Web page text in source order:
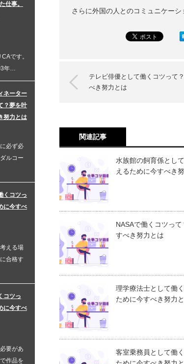
さらに外国の人とのコミュニケー
テレビ俳優として働くコツって
べき努力とは
関連記事
水族館の飼育係とし
えるために今すべき
NASAで働くコツっ
すべき努力とは
理学療法士として働
ために今すべき努力
客室乗務員として働
仕事。
です。
年…
ネーター
？夢を叶
努力とは
必ず必
ルコー
くコツっ
に今すべ
える場
合格す
コツっ
に今すべ
要があ
作品を